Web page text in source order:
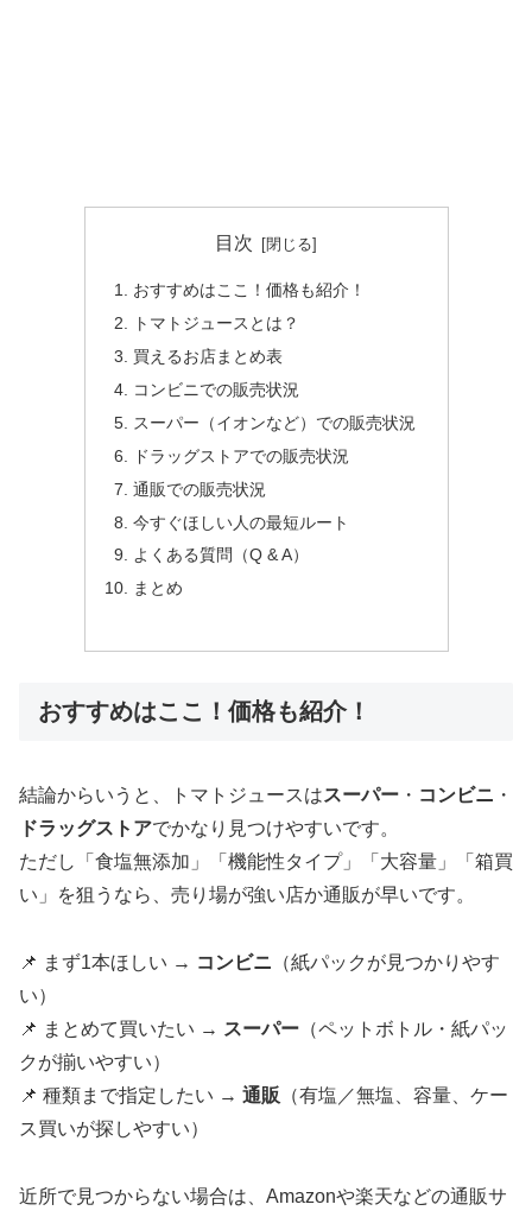
目次
おすすめはここ！価格も紹介！
トマトジュースとは？
買えるお店まとめ表
コンビニでの販売状況
スーパー（イオンなど）での販売状況
ドラッグストアでの販売状況
通販での販売状況
今すぐほしい人の最短ルート
よくある質問（Q & A）
まとめ
おすすめはここ！価格も紹介！
結論からいうと、トマトジュースはスーパー ・ コンビニ ・
ドラッグストアでかなり見つけやすいです。
ただし「食塩無添加」「機能性タイプ」「大容量」「箱買
い」を狙うなら、売り場が強い店か通販が早いです。
📌 まず1本ほしい → コンビニ （紙パックが見つかりやす
い）
📌 まとめて買いたい → スーパー （ペットボトル・紙パッ
クが揃いやすい）
📌 種類まで指定したい → 通販 （有塩／無塩、容量、ケー
ス買いが探しやすい）
近所で見つからない場合は、Amazonや楽天などの通販サ